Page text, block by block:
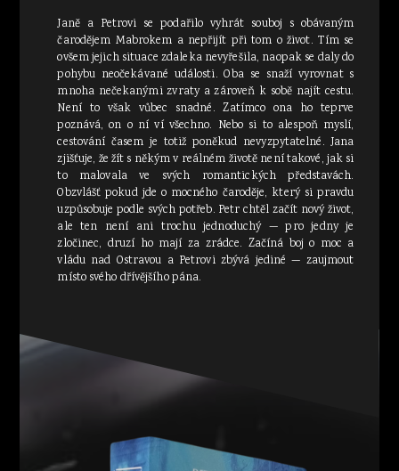
Janě a Petrovi se podařilo vyhrát souboj s obávaným
čarodějem Mabrokem a nepřijít při tom o život. Tím se
ovšem jejich situace zdaleka nevyřešila, naopak se daly do
pohybu neočekávané události. Oba se snaží vyrovnat s
mnoha nečekanými zvraty a zároveň k sobě najít cestu.
Není to však vůbec snadné. Zatímco ona ho teprve
poznává, on o ní ví všechno. Nebo si to alespoň myslí,
cestování časem je totiž poněkud nevyzpytatelné. Jana
zjišťuje, že žít s někým v reálném životě není takové, jak si
to malovala ve svých romantických představách.
Obzvlášť pokud jde o mocného čaroděje, který si pravdu
uzpůsobuje podle svých potřeb. Petr chtěl začít nový život,
ale ten není ani trochu jednoduchý — pro jedny je
zločinec, druzí ho mají za zrádce. Začíná boj o moc a
vládu nad Ostravou a Petrovi zbývá jediné — zaujmout
místo svého dřívějšího pána.